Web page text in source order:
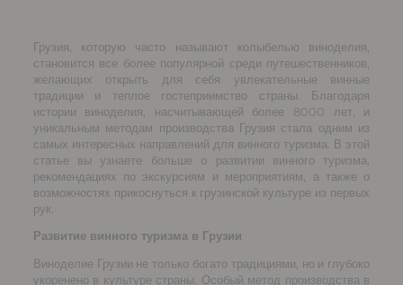
Грузия, которую часто называют колыбелью виноделия,
становится все более популярной среди путешественников,
желающих открыть для себя увлекательные винные
традиции и теплое гостеприимство страны. Благодаря
истории виноделия, насчитывающей более 8000 лет, и
уникальным методам производства Грузия стала одним из
самых интересных направлений для винного туризма. В этой
статье вы узнаете больше о развитии винного туризма,
рекомендациях по экскурсиям и мероприятиям, а также о
возможностях прикоснуться к грузинской культуре из первых
рук.
Развитие винного туризма в Грузии
Виноделие Грузии не только богато традициями, но и глубоко
укоренено в культуре страны. Особый метод производства в